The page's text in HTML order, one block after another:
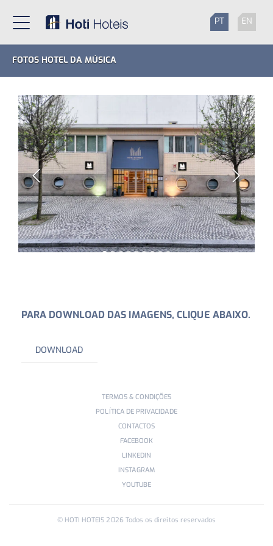
PT EN
FOTOS HOTEL DA MÚSICA
PARA DOWNLOAD DAS IMAGENS, CLIQUE ABAIXO.
DOWNLOAD
TERMOS & CONDIÇÕES
POLÍTICA DE PRIVACIDADE
CONTACTOS
FACEBOOK
LINKEDIN
INSTAGRAM
YOUTUBE
© HOTI HOTEIS2026 Todos os direitos reservados